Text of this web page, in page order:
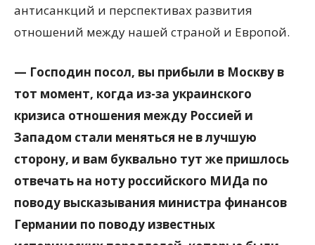
антисанкций и перспективах развития
отношений между нашей страной и Европой.
— Господин посол, вы прибыли в Москву в
тот момент, когда из-за украинского
кризиса отношения между Россией и
Западом стали меняться не в лучшую
сторону, и вам буквально тут же пришлось
отвечать на ноту российского МИДа по
поводу высказывания министра финансов
Германии по поводу известных